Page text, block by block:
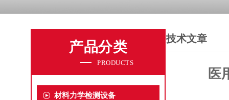
产品分类
PRODUCTS
材料力学检测设备
技术文章
医